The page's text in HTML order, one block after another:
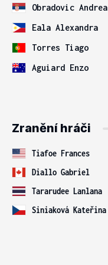
Obradovic Andrea
Eala Alexandra
Torres Tiago
Aguiard Enzo
Zranění hráči
Tiafoe Frances
Diallo Gabriel
Tararudee Lanlana
Siniaková Kateřina